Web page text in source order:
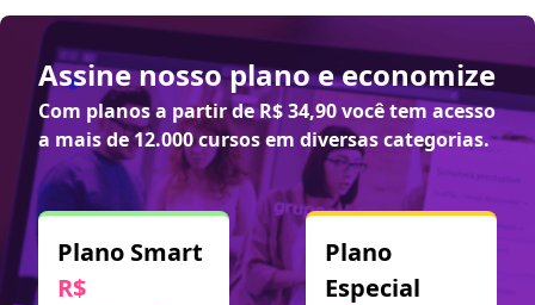
Assine nosso plano e economize
Com planos a partir deR$ 34,90você tem acesso
a mais de 12.000 cursos em diversas categorias.
Plano Smart
R$
Plano
Especial